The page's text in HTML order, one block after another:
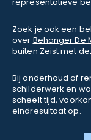
Zoek je ook een
over Behanger De
buiten Zeist met
Bij onderhoud of
schilderwerk en
scheelt tijd,
eindresultaat op.